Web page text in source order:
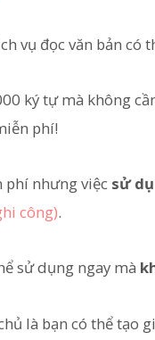
vụ đọc văn bản có
ký tự mà không
phí!
phí nhưng việc sử
công).
sử dụng ngay mà
là bạn có thể tạo